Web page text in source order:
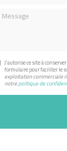
Message
J'autorise ce site à
formulaire pour faciliter le
exploitation commerciale
notrepolitique de